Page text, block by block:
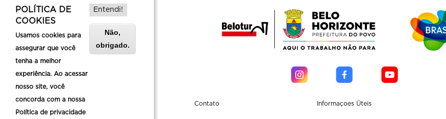
Sobre a Belotur Contato Informaçoes Üteis
POLÍTICA DE
COOKIES
Usamos cookies para
assegurar que você
tenha a melhor
experiência. Ao acessar
nosso site, você
concorda com a nossa
Política de privacidade
Entendi!
Não,
obrigado.